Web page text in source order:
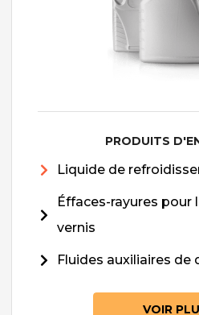
PRODUITS
Liquide de
Éffaces-rayures pour
vernis
Fluides auxiliaires de
VOIR